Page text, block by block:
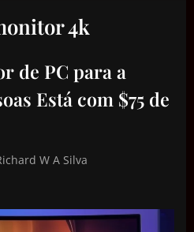
4k
de PC para a
Está com $75 de
W A Silva